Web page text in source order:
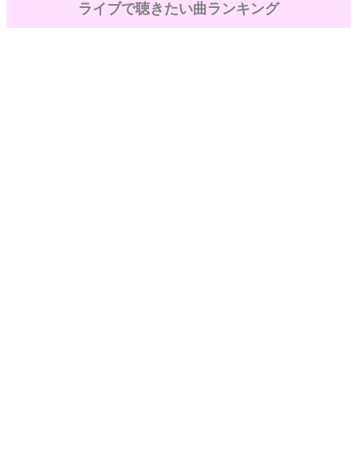
ライブで聴きたい曲ランキング